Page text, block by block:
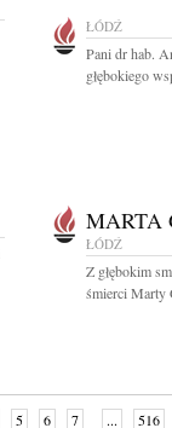
ŁÓDŹ
Pani dr hab.
głębokiego
MARTA
ŁÓDŹ
Z głębokim
śmierci Marty
5 6 7 ... 516